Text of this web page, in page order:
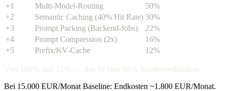
+1
Multi-Model-Routing
50%
+2
Semantic Caching (40% Hit Rate) 30%
+3
Prompt Packing (Backend-Jobs)
22%
+4
Prompt Compression (2x)
16%
+5
Prefix/KV-Cache 12%
Bei 15.000 EUR/Monat Baseline: Endkosten ~1.800 EUR/Monat.